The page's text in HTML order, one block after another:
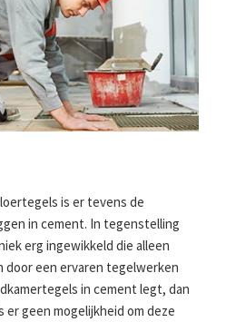
is er tevens de
in cement. In tegenstelling
erg ingewikkeld die alleen
een ervaren tegelwerken
in cement legt, dan
geen mogelijkheid om deze